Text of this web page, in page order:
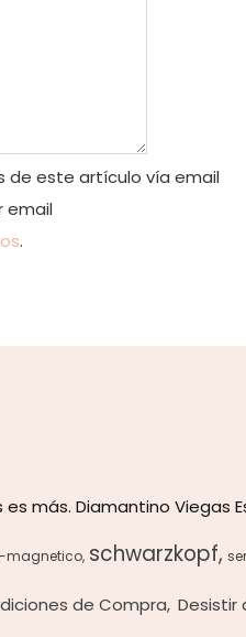
de este artículo vía email
email
.
más. Diamantino Viegas
magnetico schwarzkopf
de Compra Desistir